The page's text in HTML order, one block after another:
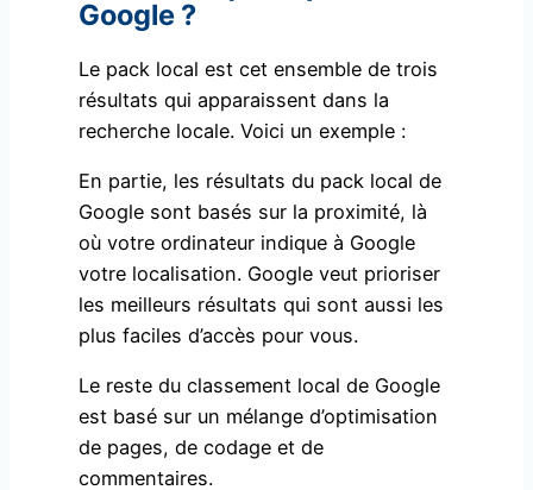
Google ?
Le pack local est cet ensemble de trois
résultats qui apparaissent dans la
recherche locale. Voici un exemple :
En partie, les résultats du pack local de
Google sont basés sur la proximité, là
où votre ordinateur indique à Google
votre localisation. Google veut prioriser
les meilleurs résultats qui sont aussi les
plus faciles d’accès pour vous.
Le reste du classement local de Google
est basé sur un mélange d’optimisation
de pages, de codage et de
commentaires.